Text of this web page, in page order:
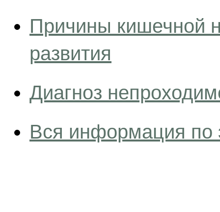
Причины кишечной
развития
Диагноз
Вся информация по